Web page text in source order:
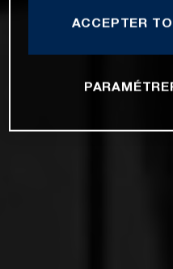
ACCEPTER